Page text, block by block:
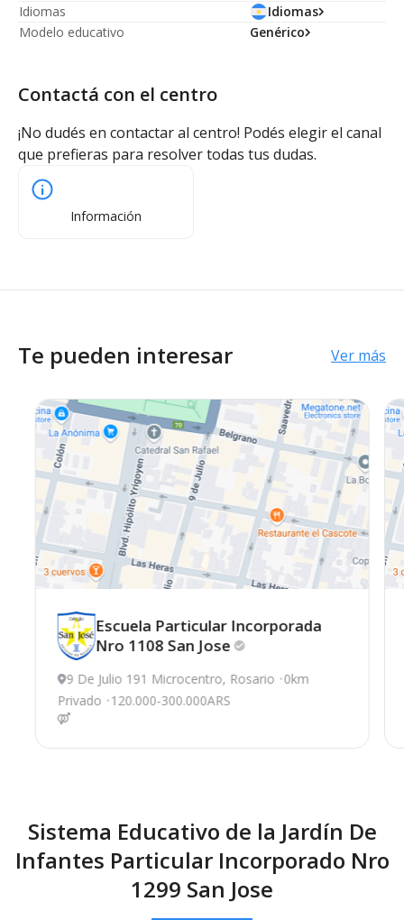
Idiomas
Idiomas
Modelo educativo
Genérico
Contactá con el centro
¡No dudés en contactar al centro! Podés elegir el canal
que prefieras para resolver todas tus dudas.
Información
Te pueden interesar Ver más
Escuela Particular Incorporada
Nro 1108 San Jose
9 De Julio 191 Microcentro, Rosario 0km
Privado
120.000-300.000ARS
Sistema Educativo de la Jardín De
Infantes Particular Incorporado Nro
1299 San Jose